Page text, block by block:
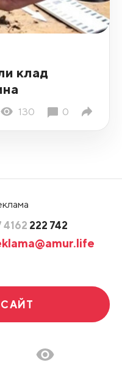
клад
130 0
4162 222 742